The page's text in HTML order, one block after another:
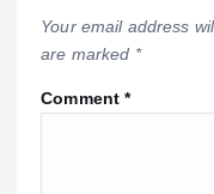
Your email address
are marked *
Comment*